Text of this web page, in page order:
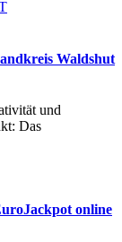
Waldshut
und
Das
online